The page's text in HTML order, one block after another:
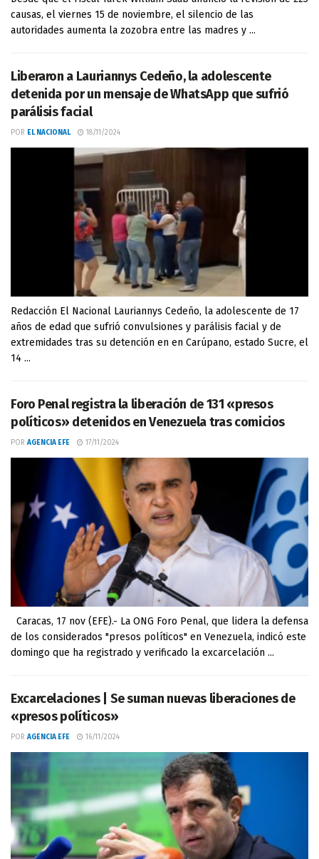
causas, el viernes 15 de noviembre, el silencio de las
autoridades aumenta la zozobra entre las madres y ...
Liberaron a Lauriannys Cedeño, la adolescente
detenida por un mensaje de WhatsApp que sufrió
parálisis facial
POR EL NACIONAL 18/11/2024
Redacción El Nacional Lauriannys Cedeño, la adolescente de 17
años de edad que sufrió convulsiones y parálisis facial y de
extremidades tras su detención en en Carúpano, estado Sucre, el
14 ...
Foro Penal registra la liberación de 131 «presos
políticos» detenidos en Venezuela tras comicios
POR AGENCIA EFE 17/11/2024
Caracas, 17 nov (EFE).- La ONG Foro Penal, que lidera la defensa
de los considerados "presos políticos" en Venezuela, indicó este
domingo que ha registrado y verificado la excarcelación ...
Excarcelaciones | Se suman nuevas liberaciones de
«presos políticos»
POR AGENCIA EFE 16/11/2024